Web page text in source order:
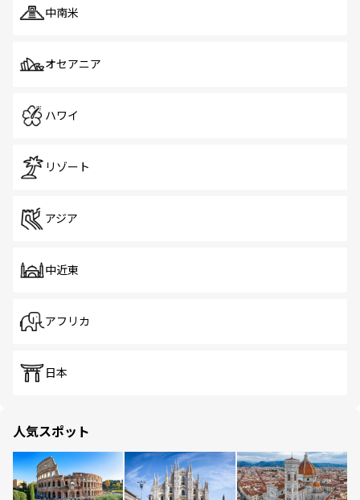
中南米
オセアニア
ハワイ
リゾート
アジア
中近東
アフリカ
日本
人気スポット